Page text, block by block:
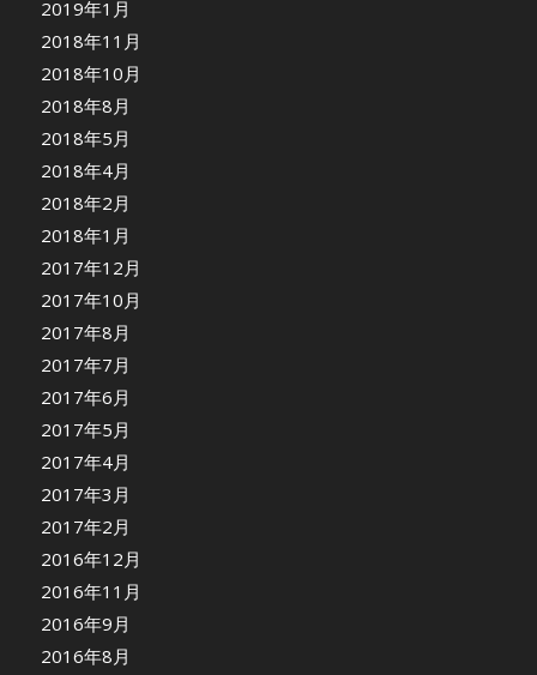
2019年1月
2018年11月
2018年10月
2018年8月
2018年5月
2018年4月
2018年2月
2018年1月
2017年12月
2017年10月
2017年8月
2017年7月
2017年6月
2017年5月
2017年4月
2017年3月
2017年2月
2016年12月
2016年11月
2016年9月
2016年8月